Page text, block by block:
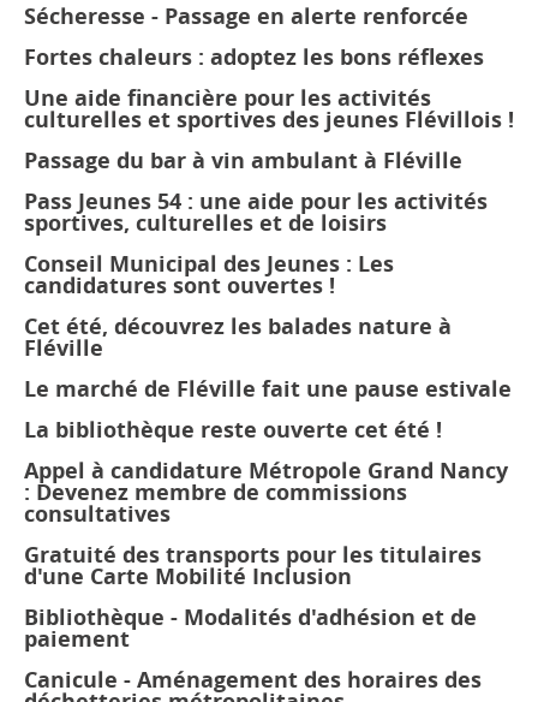
Sécheresse - Passage en alerte renforcée
Fortes chaleurs : adoptez les bons réflexes
Une aide financière pour les activités
culturelles et sportives des jeunes Flévillois !
Passage du bar à vin ambulant à Fléville
Pass Jeunes 54 : une aide pour les activités
sportives, culturelles et de loisirs
Conseil Municipal des Jeunes : Les
candidatures sont ouvertes !
Cet été, découvrez les balades nature à
Fléville
Le marché de Fléville fait une pause estivale
La bibliothèque reste ouverte cet été !
Appel à candidature Métropole Grand Nancy
: Devenez membre de commissions
consultatives
Gratuité des transports pour les titulaires
d'une Carte Mobilité Inclusion
Bibliothèque - Modalités d'adhésion et de
paiement
Canicule - Aménagement des horaires des